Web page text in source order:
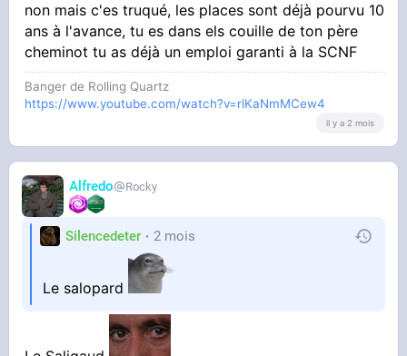
non mais c'es truqué, les places sont déjà pourvu 10
ans à l'avance, tu es dans els couille de ton père
cheminot tu as déjà un emploi garanti à la SCNF
Banger de Rolling Quartz
https://www.youtube.com/watch?v=rlKaNmMCew4
il y a 2 mois
Alfredo Rocky
Silencedeter 2 mois
Le salopard